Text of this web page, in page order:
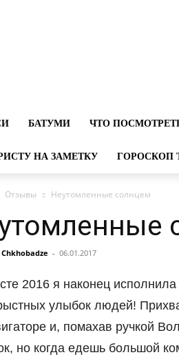
БАТУМИ ЧТО
НА ЗАМЕТКУ ГОРОСКОП
Отзывы Неутомленные солнцем
- 06.01.2017
2016 я наконец
улыбок людей!
и, помахав ручкой
но когда едешь большой